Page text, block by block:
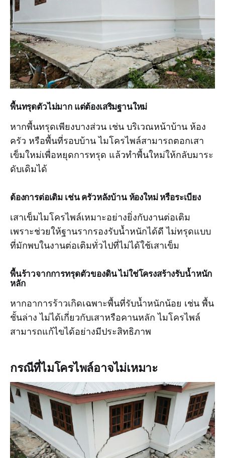
พื้นทรุดตัวไม่มาก แต่ต้องเสริมฐานใหม่
หากพื้นทรุดเพียงบางส่วน เช่น บริเวณหน้าบ้าน ห้อง
ครัว หรือพื้นที่รอบบ้าน ไมโครไพล์สามารถตอกเสา
เข็มใหม่เพื่อหยุดการทรุด แล้วทำพื้นใหม่ให้กลับมาระ
ดับเดิมได้
ต้องการต่อเติม เช่น ครัวหลังบ้าน ห้องใหม่ หรือระเบียง
เสาเข็มไมโครไพล์เหมาะอย่างยิ่งกับงานต่อเติม
เพราะช่วยให้ฐานรากรองรับน้ำหนักได้ดี ไม่ทรุดแบบ
ที่มักพบในงานต่อเติมทั่วไปที่ไม่ได้ใช้เสาเข็ม
พื้นร้าวจากการทรุดตัวของดิน ไม่ใช่โครงสร้างรับน้ำหนัก
หลัก
หากอาการร้าวเกิดเฉพาะพื้นที่รับน้ำหนักน้อย เช่น พื้น
ชั้นล่าง ไม่ได้เกี่ยวกับเสาหรือคานหลัก ไมโครไพล์
สามารถแก้ไขได้อย่างมีประสิทธิภาพ
กรณีที่ไมโครไพล์อาจไม่เหมาะ